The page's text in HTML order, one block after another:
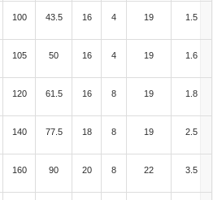
100 43.5 16 4 19 1.5
105 50 16 4 19 1.6
120 61.5 16 8 19 1.8
140 77.5 18 8 19 2.5
160 90 20 8 22 3.5